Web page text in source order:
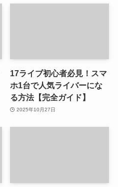
17ライブ初心者必見！スマ
ホ1台で人気ライバーにな
る方法【完全ガイド】
2025年10月27日